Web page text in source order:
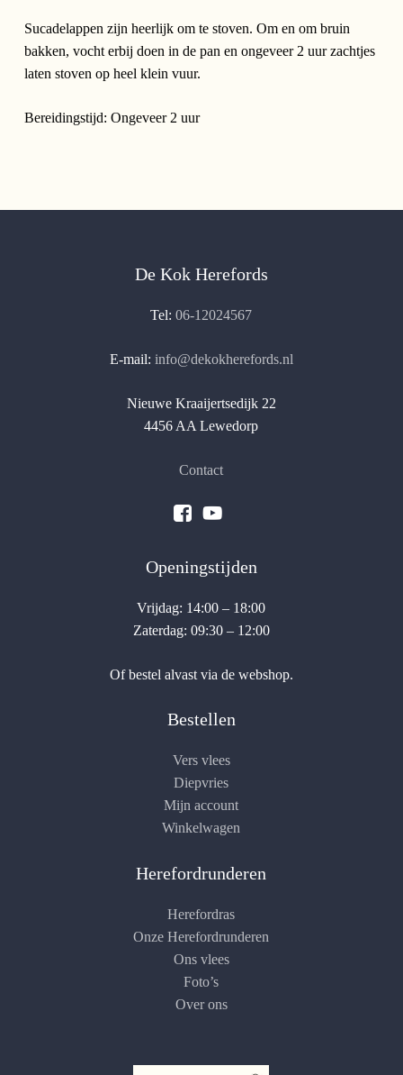
Sucadelappen zijn heerlijk om te stoven. Om en om bruin
bakken, vocht erbij doen in de pan en ongeveer 2 uur zachtjes
laten stoven op heel klein vuur.
Bereidingstijd: Ongeveer 2 uur
De Kok Herefords
Tel:06-12024567
E-mail: info@dekokherefords.nl
Nieuwe Kraaijertsedijk 22
4456 AA Lewedorp
Contact
Openingstijden
Vrijdag: 14:00 – 18:00
Zaterdag: 09:30 – 12:00
Of bestel alvast via de webshop.
Bestellen
Vers vlees
Diepvries
Mijn account
Winkelwagen
Herefordrunderen
Herefordras
Onze Herefordrunderen
Ons vlees
Foto’s
Over ons